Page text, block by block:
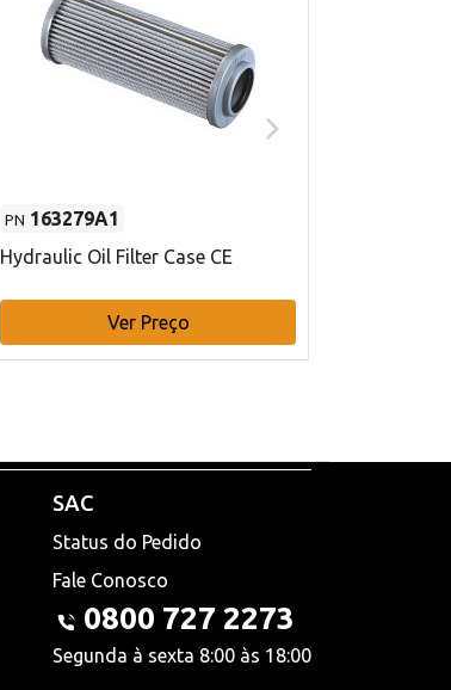
PN 163279A1
Hydraulic Oil Filter Case CE
Ver Preço
SAC
Status do Pedido
Fale Conosco
0800 727 2273
Segunda à sexta 8:00 às 18:00